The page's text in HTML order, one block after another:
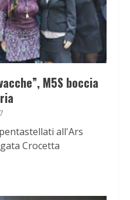
M5S boccia
all'Ars
Crocetta